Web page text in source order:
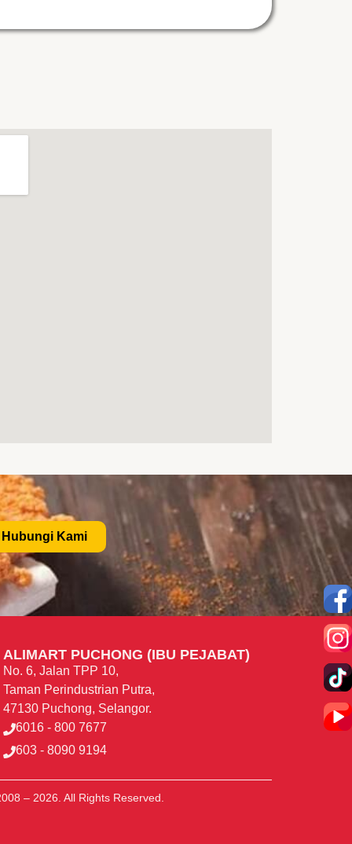
Hubungi Kami
ALIMART PUCHONG (IBU PEJABAT)
No. 6, Jalan TPP 10,
Taman Perindustrian Putra,
47130 Puchong, Selangor.
6016 - 800 7677
603 - 8090 9194
– 2026. All Rights Reserved.